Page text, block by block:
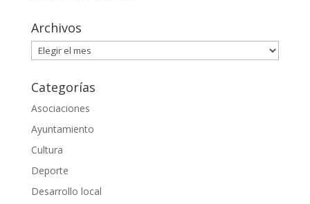
Archivos
Archivos
Categorías
Asociaciones
Ayuntamiento
Cultura
Deporte
Desarrollo local